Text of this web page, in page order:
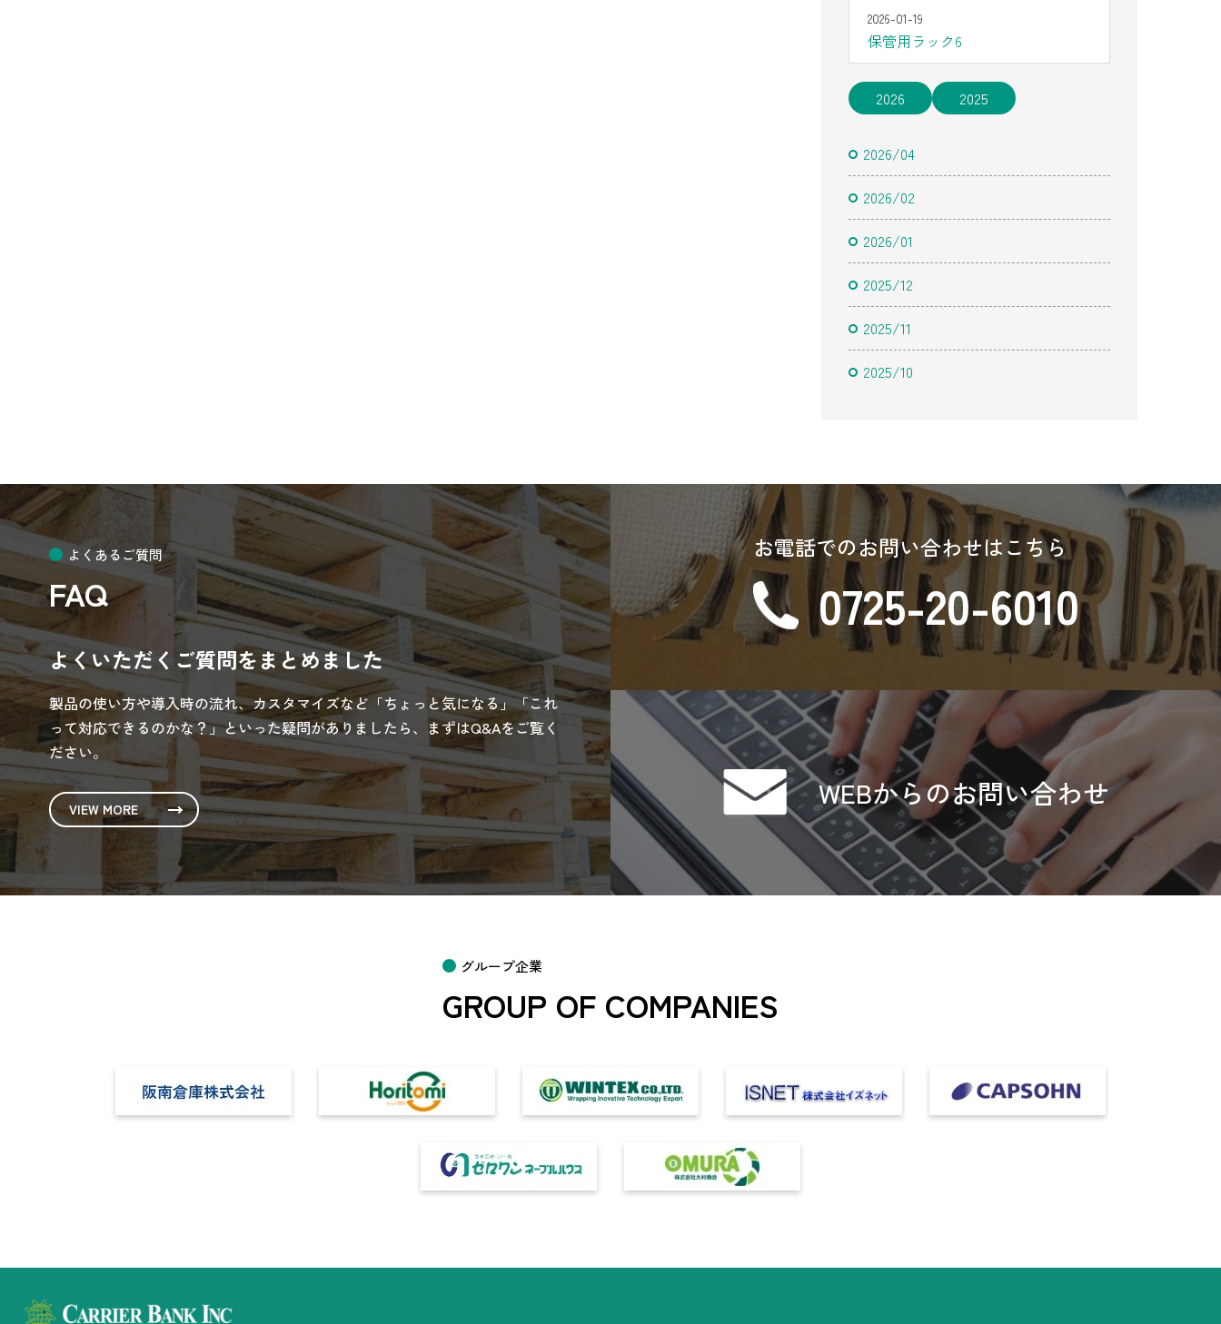
2026-01-19
保管用ラック6
2026 2025
2026/04
2026/02
2026/01
2025/12
2025/11
2025/10
よくあるご質問
FAQ
よくいただくご質問をまとめました
製品の使い方や導入時の流れ、カスタマイズなど「ちょっと気になる」「これ
って対応できるのかな？」といった疑問がありましたら、まずはQ&Aをご覧く
ださい。
VIEW MORE
お電話でのお問い合わせはこちら
0725-20-6010
WEBからのお問い合わせ
グループ企業
GROUP OF COMPANIES